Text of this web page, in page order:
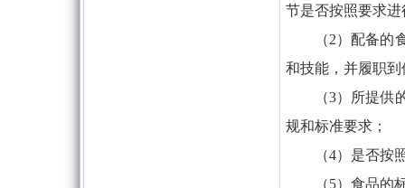
节是否按照要求进
（2）配备
和技能，并履职到
（3）所提
规和标准要求；
（4）是否
（5）食品的